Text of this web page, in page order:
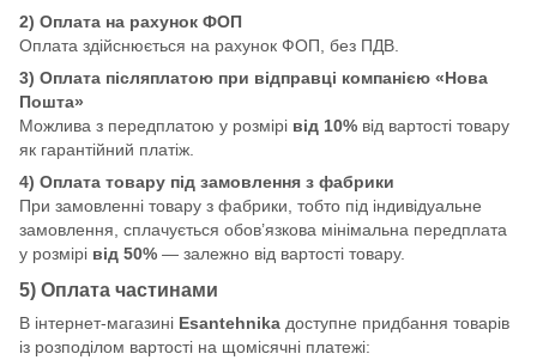
2) Оплата на рахунок ФОП
Оплата здійснюється на рахунок ФОП, без ПДВ.
3) Оплата післяплатою при відправці компанією «Нова
Пошта»
Можлива з передплатою у розмірі від 10% від вартості товару
як гарантійний платіж.
4) Оплата товару під замовлення з фабрики
При замовленні товару з фабрики, тобто під індивідуальне
замовлення, сплачується обов’язкова мінімальна передплата
у розмірі від 50% — залежно від вартості товару.
5) Оплата частинами
В інтернет-магазині Esantehnika доступне придбання товарів
із розподілом вартості на щомісячні платежі: